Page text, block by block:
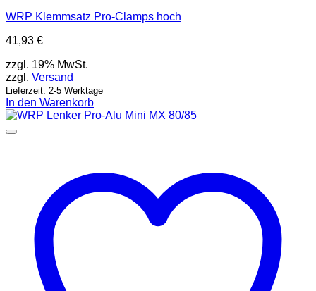
WRP Klemmsatz Pro-Clamps hoch
41,93 €
zzgl. 19% MwSt.
zzgl. Versand
Lieferzeit: 2-5 Werktage
In den Warenkorb